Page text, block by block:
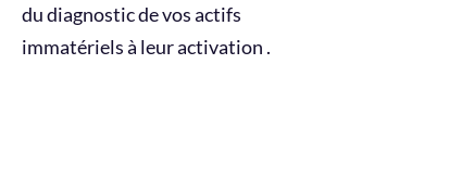
du diagnostic de vos actifs
immatériels à leur activation .